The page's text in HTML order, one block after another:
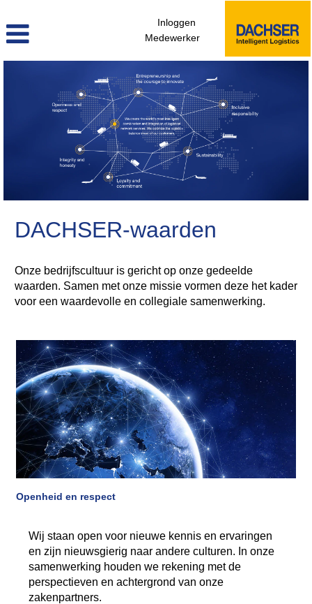
Inloggen
Medewerker
DACHSER-waarden
Onze bedrijfscultuur is gericht op onze gedeelde
waarden. Samen met onze missie vormen deze het kader
voor een waardevolle en collegiale samenwerking.
Openheid en respect
Wij staan open voor nieuwe kennis en ervaringen
en zijn nieuwsgierig naar andere culturen. In onze
samenwerking houden we rekening met de
perspectieven en achtergrond van onze
zakenpartners.